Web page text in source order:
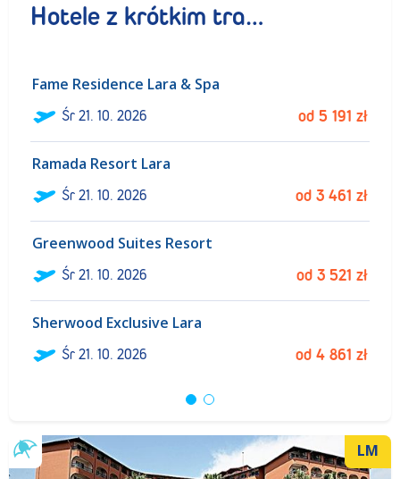
Hotele z krótkim transferem
Fame Residence Lara & Spa
Śr21. 10. 2026 od 5 191 zł
Ramada Resort Lara
Śr21. 10. 2026 od 3 461 zł
Greenwood Suites Resort
Śr21. 10. 2026 od 3 521 zł
Sherwood Exclusive Lara
Śr21. 10. 2026 od 4 861 zł
LM